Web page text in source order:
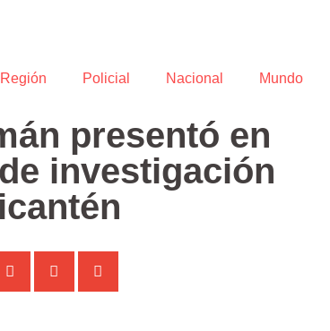
Región Policial Nacional Mundo
presentó en
investigación